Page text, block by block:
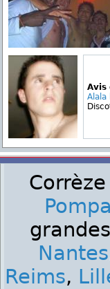
Avis
Alala
Corrèze
Nantes
Reims,